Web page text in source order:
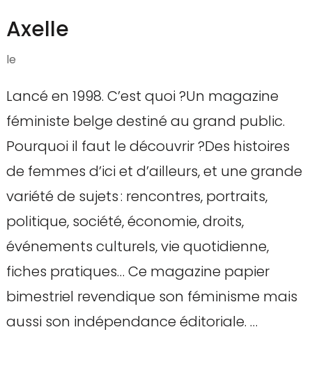
Axelle
le
Lancé en 1998. C’est quoi ?Un magazine
féministe belge destiné au grand public.
Pourquoi il faut le découvrir ?Des histoires
de femmes d’ici et d’ailleurs, et une grande
variété de sujets : rencontres, portraits,
politique, société, économie, droits,
événements culturels, vie quotidienne,
fiches pratiques… Ce magazine papier
bimestriel revendique son féminisme mais
aussi son indépendance éditoriale. …